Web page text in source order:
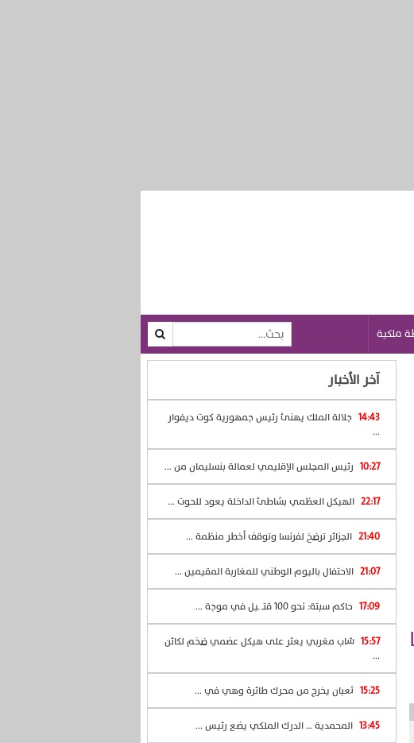
ملكية
آخر الأخبار
14:43 جلالة الملك يهنئ رئيس جمهورية كوت ديفوار
...
10:27 رئيس المجلس الإقليمي لعمالة بنسليمان من ...
22:17 الهيكل العظمي بشاطئ الداخلة يعود للحوت ...
21:40 الجزائر ترضخ لفرنسا وتوقف أخطر منظمة ...
21:07 الاحتفال باليوم الوطني للمغاربة المقيمين ...
17:09 حاكم سبتة: نحو 100 قتــ ـيل في موجة ...
15:57 شاب مغربي يعثر على هيكل عضمي ضخم لكائن
...
15:25 ثعبان يخرج من محرك طائرة وهي في ...
13:45 المحمدية … الدرك الملكي يضع رئيس ...